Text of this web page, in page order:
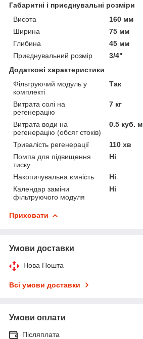
Габаритні і приєднувальні розміри
Висота
160 мм
Ширина
75 мм
Глибина
45 мм
Приєднувальний розмір
3/4"
Додаткові характеристики
Фільтруючий модуль у
комплекті
Так
Витрата солі на
регенерацію
7 кг
Витрата води на
регенерацію (обсяг стоків)
0.5 куб. м
Тривалість регенерації
110 хв
Помпа для підвищення
тиску
Ні
Накопичувальна ємність
Ні
Календар заміни
фільтруючого модуля
Ні
Приховати
Умови доставки
Нова Пошта
Всі умови доставки
Умови оплати
Післяплата